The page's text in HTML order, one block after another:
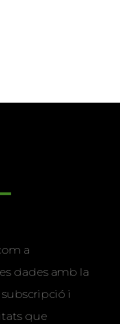
a
dades amb la
i
que